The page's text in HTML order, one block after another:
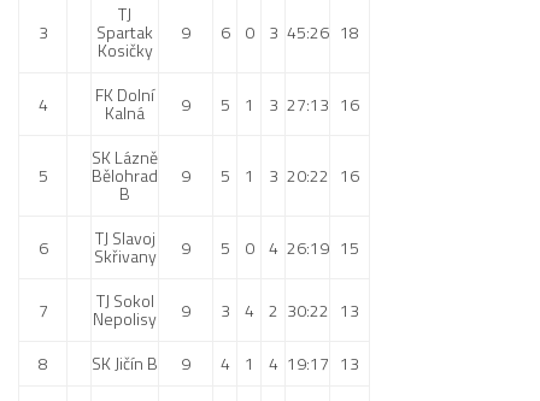
Mladší přípravka
Zápasy
Realizační tým
Fotbalová školka
Vzkazy
3
TJ
Spartak
Kosičky
9 6 0 3 45:26 18
4 FK Dolní
Kalná 9 5 1 3 27:13 16
5
SK Lázně
Bělohrad
B
9 5 1 3 20:22 16
6 TJ Slavoj
Skřivany 9 5 0 4 26:19 15
7 TJ Sokol
Nepolisy 9 3 4 2 30:22 13
8 SK Jičín B 9 4 1 4 19:17 13